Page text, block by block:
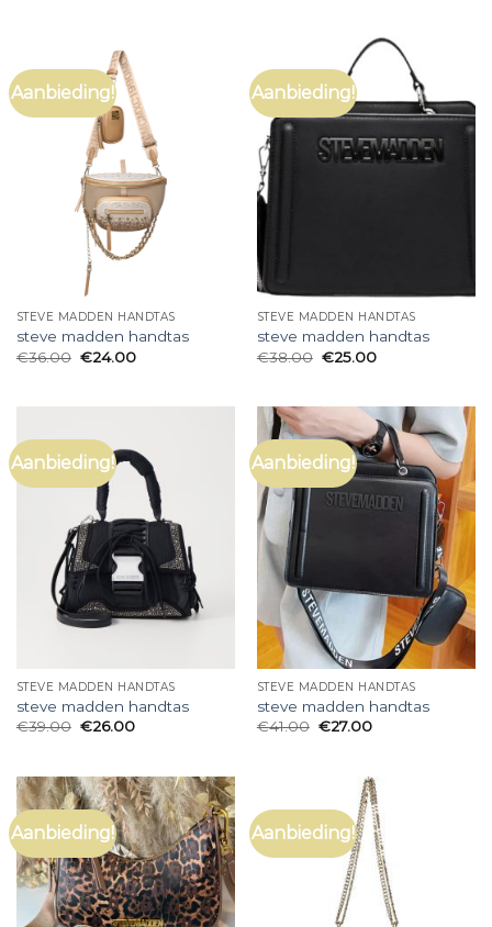
Aanbieding!
STEVE MADDEN HANDTAS
steve madden handtas
€36.00 €24.00
Aanbieding!
STEVE MADDEN HANDTAS
steve madden handtas
€38.00 €25.00
Aanbieding!
STEVE MADDEN HANDTAS
steve madden handtas
€39.00 €26.00
Aanbieding!
STEVE MADDEN HANDTAS
steve madden handtas
€41.00 €27.00
Aanbieding! Aanbieding!